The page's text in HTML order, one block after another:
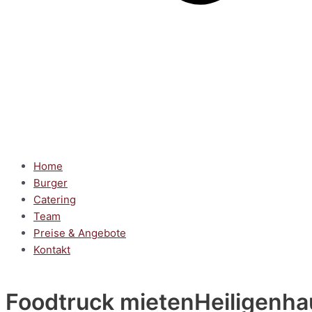
Home
Burger
Catering
Team
Preise & Angebote
Kontakt
Foodtruck mieten